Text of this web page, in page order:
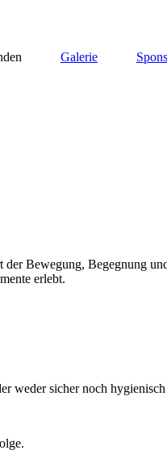
Galerie
Bewegung, Begegnung
erlebt.
weder sicher noch hygienisch